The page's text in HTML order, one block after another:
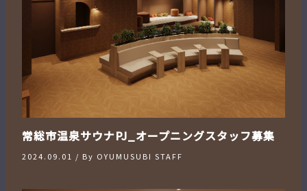
常総市温泉サウナPJ_オープニングスタッフ募集
2024.09.01 / By OYUMUSUBI STAFF